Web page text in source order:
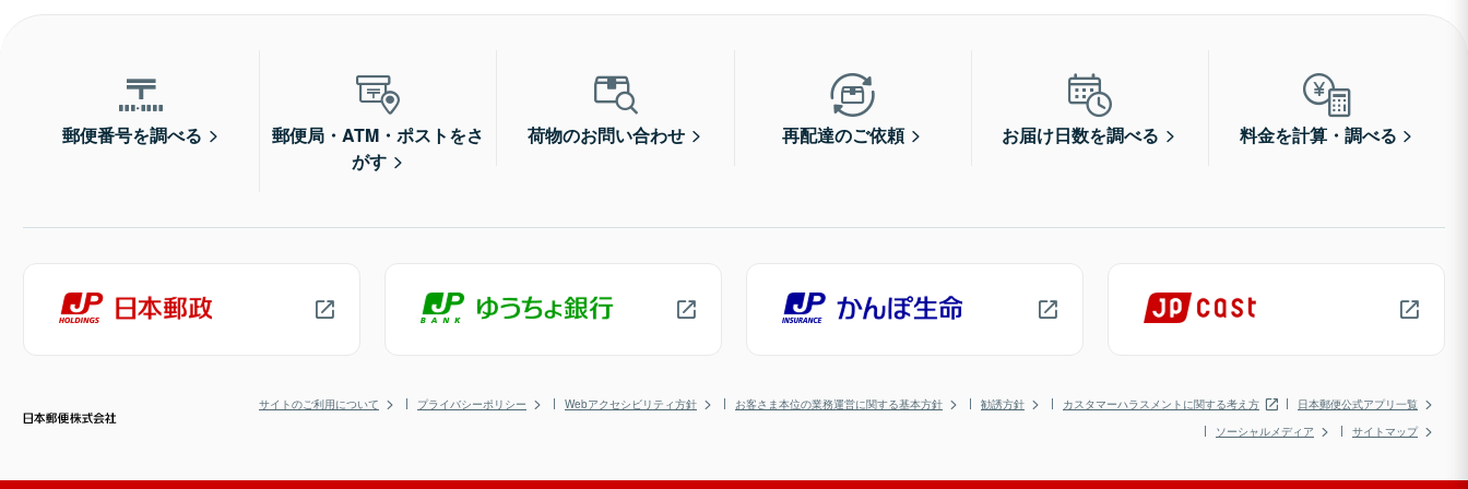
郵便番号を調べる
郵便局・ATM・ポストをさ
がす
荷物のお問い合わせ 再配達のご依頼 お届け日数を調べる 料金を計算・調べる
サイトのご利用について プライバシーポリシー Webアクセシビリティ方針 お客さま本位の業務運営に関する基本方針 勧誘方針 カスタマーハラスメントに関する考え方
日本郵便公式アプリ一覧
ソーシャルメディア
サイトマップ